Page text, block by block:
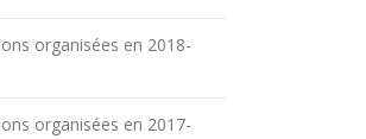
organisées en 2018-
organisées en 2017-